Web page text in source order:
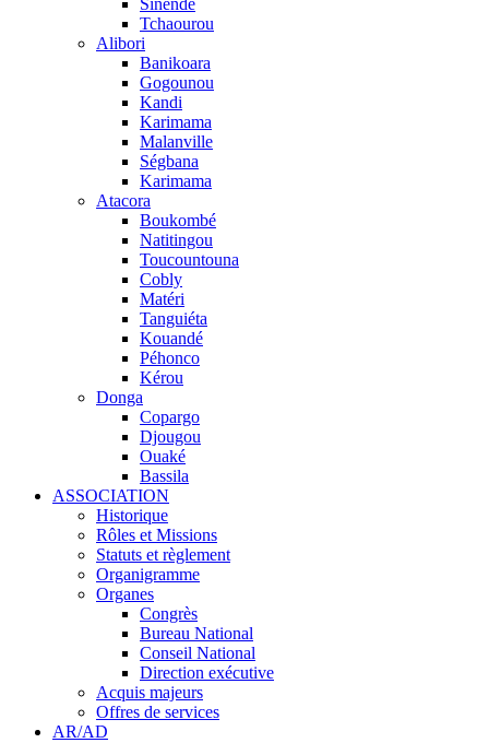
Tchaourou
Alibori
Banikoara
Gogounou
Kandi
Karimama
Malanville
Ségbana
Karimama
Atacora
Boukombé
Natitingou
Toucountouna
Cobly
Matéri
Tanguiéta
Kouandé
Péhonco
Kérou
Donga
Copargo
Djougou
Ouaké
Bassila
ASSOCIATION
Historique
Rôles et Missions
Statuts et règlement
Organigramme
Organes
Congrès
Bureau National
Conseil National
Direction exécutive
Acquis majeurs
Offres de services
AR/AD